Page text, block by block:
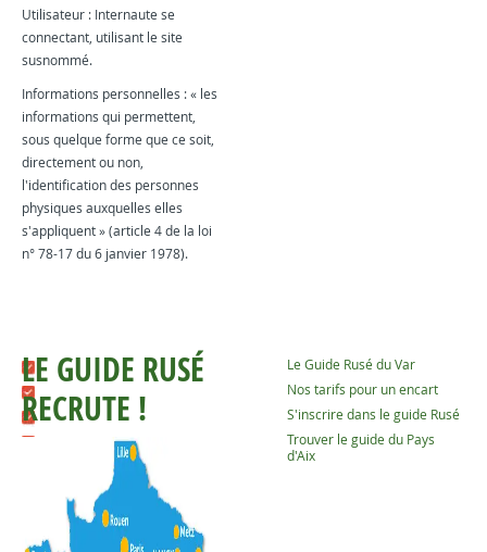
Utilisateur : Internaute se
connectant, utilisant le site
susnommé.
Informations personnelles : « les
informations qui permettent,
sous quelque forme que ce soit,
directement ou non,
l'identification des personnes
physiques auxquelles elles
s'appliquent » (article 4 de la loi
n° 78-17 du 6 janvier 1978).
LE GUIDE RUSÉ
RECRUTE !
Le Guide Rusé du Var
Nos tarifs pour un encart
S'inscrire dans le guide Rusé
Trouver le guide du Pays
d'Aix